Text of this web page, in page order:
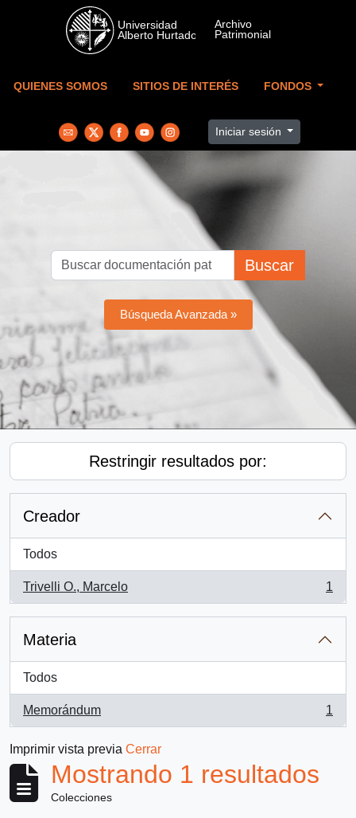
Skip to main content
QUIENES SOMOS SITIOS DE INTERÉS FONDOS
Iniciar sesión
Buscar
Búsqueda Avanzada »
Restringir resultados por:
Creador
Todos
Trivelli O., Marcelo
, 1 resultados
1
Materia
Todos
Memorándum
, 1 resultados
1
Imprimir vista previa Cerrar
Mostrando 1 resultados
Colecciones